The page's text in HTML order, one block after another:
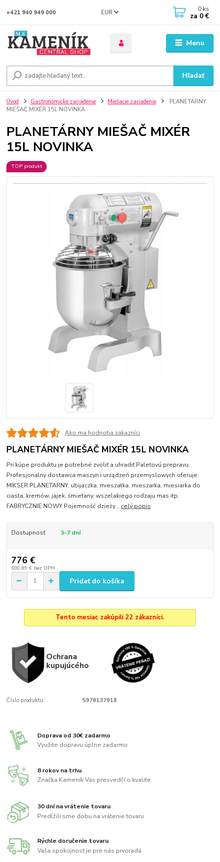
Menu
EUR
Hľadať
+421 940 949 000 0 ks
za 0 €
Úvod Gastronomické zariadenie Miešacie zariadenie
PLANETÁRNY
MIEŠAČ MIXÉR 15L NOVINKA
PLANETÁRNY MIEŠAČ MIXÉR
15L NOVINKA
TOP produkt
Ako ma hodnotia zákazníci
PLANETÁRNY MIEŠAČ MIXÉR 15L NOVINKA
Pri kúpe produktu je potrebné zvoliť a uhradiť Paletovú prepravu.
Profesjonalny dostawca maszyn i urządzeń przemyslowych oferuje:
MIKSER PLANETARNY, ubijaczka, mieszałka, mieszarka, miesiarka do
ciasta, kremów, jajek, śmietany, wszelakiego rodzaju mas itp.
FABRYCZNIE NOWY Pojemność dzieży... celý popis
Dostupnosť 3-7 dní
776 €
630,89 € bez DPH
Pridať do košíka
Tento mesiac zakúpili 22 zákazníci.
Ochrana
kupujúcého
Číslo produktu: 5978137918
Doprava od 30€ zadarmo
Využite dopravu úplne zadarmo
8 rokov na trhu
Značka Kameník Vás presvedčí o kvalite
30 dní na vrátenie tovaru
Predĺžili sme dobu na vrátenie tovaru
Rýchle doručenie tovaru
Vaša spokojnosť je pre nás prvoradá